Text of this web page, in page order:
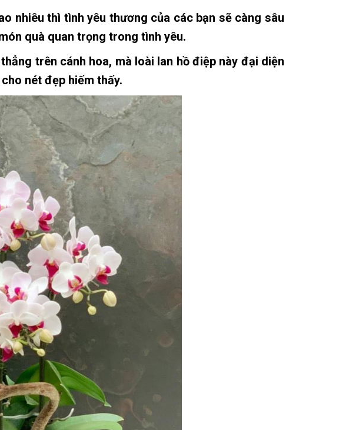
nhiêu thì tình yêu thương của các bạn sẽ càng sâu
quà quan trọng trong tình yêu.
trên cánh hoa, mà loài lan hồ điệp này đại diện
nét đẹp hiếm thấy.